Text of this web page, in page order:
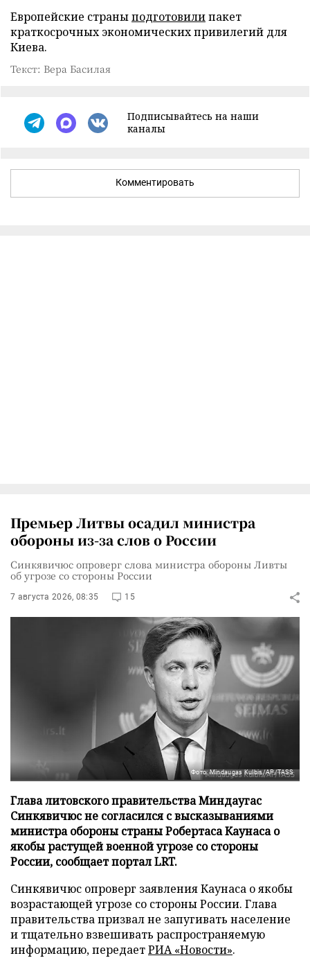
Европейские страныподготовилипакет
краткосрочных экономических привилегий для
Киева.
Текст: Вера Басилая
Подписывайтесь на наши
каналы
Комментировать
Премьер Литвы осадил министра
обороны из-за слов о России
Синкявичюс опроверг слова министра обороны Ливты
об угрозе со стороны России
7 августа 2026, 08:35 15
Фото: Mindaugas Kulbis/AP/TASS
Глава литовского правительства Миндаугас
Синкявичюс не согласился с высказываниями
министра обороны страны Робертаса Каунаса о
якобы растущей военной угрозе со стороны
России, сообщает портал LRT.
Синкявичюс опроверг заявления Каунаса о якобы
возрастающей угрозе со стороны России. Глава
правительства призвал не запугивать население
и тщательно взвешивать распространяемую
информацию, передаетРИА «Новости».